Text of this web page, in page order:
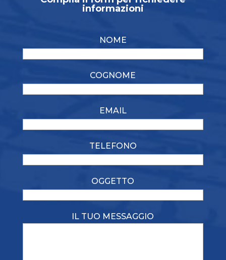
informazioni
NOME
COGNOME
EMAIL
TELEFONO
OGGETTO
IL TUO MESSAGGIO